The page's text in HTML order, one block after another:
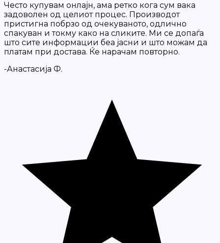
Често купувам онлајн, ама ретко кога сум вака
задоволен од целиот процес. Производот
пристигна побрзо од очекуваното, одлично
спакуван и токму како на сликите. Ми се допаѓа
што сите информации беа јасни и што можам да
платам при достава. Ќе нарачам повторно.
-Анастасија Ф.